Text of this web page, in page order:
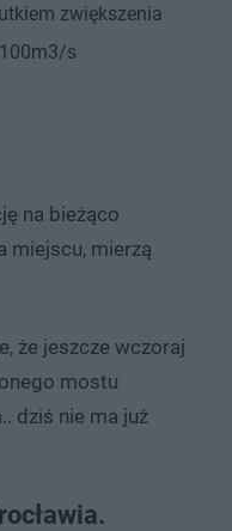
zwiększenia
s
na bieżąco
miejscu, mierzą
że jeszcze wczoraj
mostu
dziś nie ma już